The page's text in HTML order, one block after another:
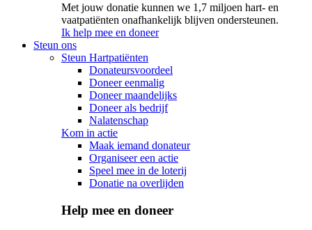
Met jouw donatie kunnen we 1,7 miljoen hart- en
vaatpatiënten onafhankelijk blijven ondersteunen.
Ik help mee en doneer
Steun ons
Steun Hartpatiënten
Donateursvoordeel
Doneer eenmalig
Doneer maandelijks
Doneer als bedrijf
Nalatenschap
Kom in actie
Maak iemand donateur
Organiseer een actie
Speel mee in de loterij
Donatie na overlijden
Help mee en doneer